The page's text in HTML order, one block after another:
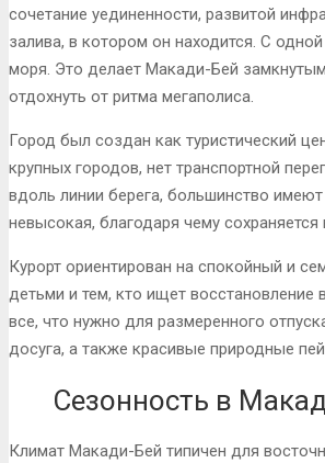
сочетание уединенности, развитой
залива, в котором он находится. С
моря. Это делает Макади-Бей
отдохнуть от ритма мегаполиса.
Город был создан как туристический
крупных городов, нет транспортной
вдоль линии берега, большинство
невысокая, благодаря чему
Курорт ориентирован на спокойный и
детьми и тем, кто ищет
все, что нужно для размеренного
досуга, а также красивые природные
Сезонность в
Климат Макади-Бей типичен для